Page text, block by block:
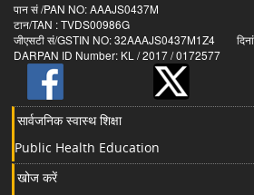
पान सं /PAN NO: AAAJS0437M
टान/TAN : TVDS00986G
जीएसटी सं/GSTIN NO: 32AAAJS0437M1Z4
DARPAN ID Number: KL / 2017 / 0172577
सार्वजनिक स्वास्थ शिक्षा
Public Health Education
खोज करें